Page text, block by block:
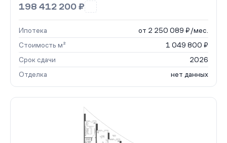
198 412 200 ₽
Ипотека
от 2 250 089 ₽/мес.
Стоимость м²
1 049 800 ₽
Срок сдачи
2026
Отделка
нет данных